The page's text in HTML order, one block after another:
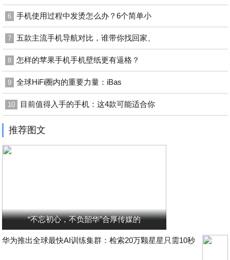
6 手机使用过程中发烫怎么办？6个简单小
7 五款主流手机导航对比，谁带你找回家、
8 怎样的苹果手机手机壁纸更有逼格？
9 全球HiFi圈内的重要力量：iBas
10 目前值得入手的手机：这4款可能适合你
推荐图文
“不忘初心，不负韶华”合厚传媒的
华为推出全球最快AI训练集群：检索20万颗星星只需10秒